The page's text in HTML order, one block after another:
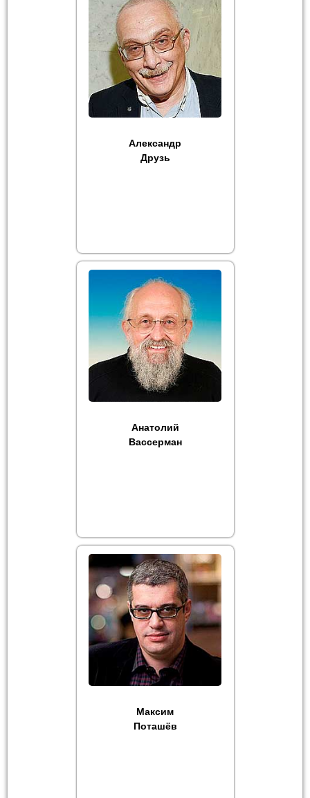
Александр
Друзь
Анатолий
Вассерман
Максим
Поташёв